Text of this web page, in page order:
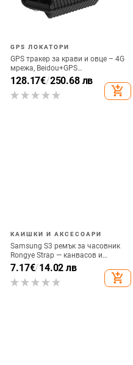
GPS ЛОКАТОРИ
GPS тракер за крави и овце – 4G
мрежа, Beidou+GPS
позициониране, IP68
водоустойчив, аларма за ограда,
дълъг живот на батерията
128.17€/250.68 лв
add_shopping_cart
КАИШКИ И АКСЕСОАРИ
Samsung S3 ремък за часовник
Rongye Strap — канвасов и
нейлонов ремък с истинска
кожена част, джип текстура, стил
Fashion Commuter
7.17€/14.02 лв
add_shopping_cart